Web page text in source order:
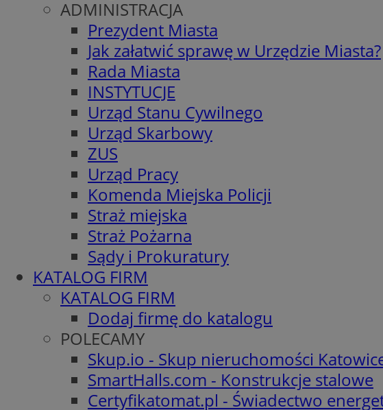
ADMINISTRACJA
Prezydent Miasta
Jak załatwić sprawę w Urzędzie Miasta?
Rada Miasta
INSTYTUCJE
Urząd Stanu Cywilnego
Urząd Skarbowy
ZUS
Urząd Pracy
Komenda Miejska Policji
Straż miejska
Straż Pożarna
Sądy i Prokuratury
KATALOG FIRM
KATALOG FIRM
Dodaj firmę do katalogu
POLECAMY
Skup.io - Skup nieruchomości
SmartHalls.com - Konstrukcje stalowe
Certyfikatomat.pl - Świadectwo